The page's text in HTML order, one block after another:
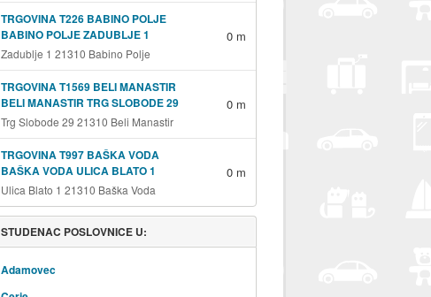
TRGOVINA T226 BABINO POLJE
BABINO POLJE ZADUBLJE 1
Zadublje 1 21310 Babino Polje
0 m
TRGOVINA T1569 BELI MANASTIR
BELI MANASTIR TRG SLOBODE 29
Trg Slobode 29 21310 Beli Manastir
0 m
TRGOVINA T997 BAŠKA VODA
BAŠKA VODA ULICA BLATO 1
Ulica Blato 1 21310 Baška Voda
0 m
STUDENAC POSLOVNICE U:
Adamovec